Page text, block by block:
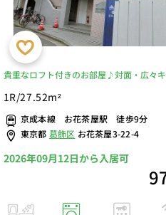
貴重なロフト付きのお部屋♪対面・広々
面も安心のモニター付きインターホン有/
Wi-Fi格安レンタル中！
1R/27.52m²
京成本線 お花茶屋駅 徒歩9分
東京都 葛飾区 お花茶屋3-22-4
2026年09月12日から入居可